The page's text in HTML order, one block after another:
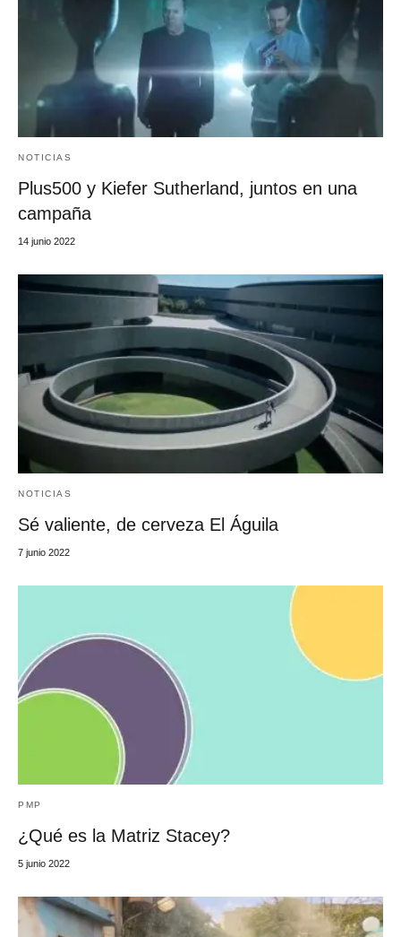
NOTICIAS
Plus500 y Kiefer Sutherland, juntos en una
campaña
14 junio 2022
NOTICIAS
Sé valiente, de cerveza El Águila
7 junio 2022
PMP
¿Qué es la Matriz Stacey?
5 junio 2022